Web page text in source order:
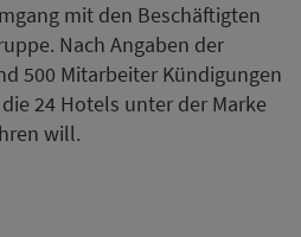
mit den Beschäftigten
Nach Angaben der
500 Mitarbeiter Kündigungen
24 Hotels unter der Marke
will.